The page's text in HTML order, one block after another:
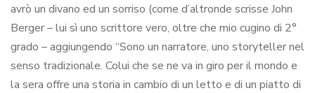
avrò un divano ed un sorriso (come d’altronde scrisse John
Berger – lui sì uno scrittore vero, oltre che mio cugino di 2°
grado – aggiungendo “Sono un narratore, uno storyteller nel
senso tradizionale. Colui che se ne va in giro per il mondo e
la sera offre una storia in cambio di un letto e di un piatto di